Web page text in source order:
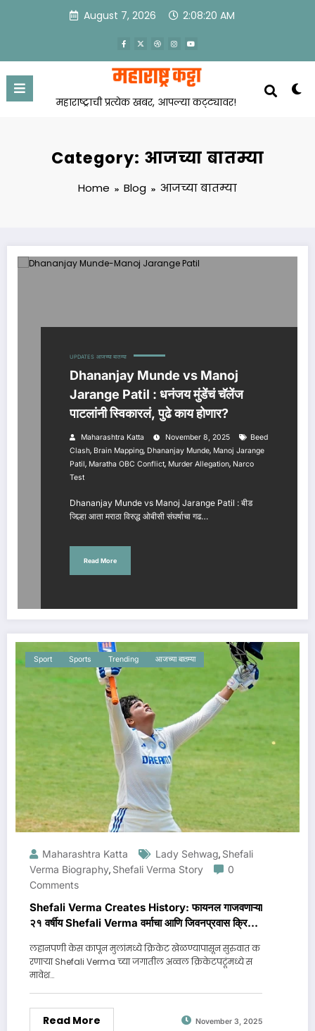
August 7, 2026 2:08:21 AM
महाराष्ट्राची प्रत्येक खबर, आपल्या कट्ट्यावर!
Category: आजच्या बातम्या
Home Blog आजच्या बातम्या
UPDATES आजच्या बातम्या
Dhananjay Munde vs Manoj
Jarange Patil : धनंजय मुंडेंचं चॅलेंज
पाटलांनी स्विकारलं, पुढे काय होणार?
Maharashtra Katta November 8, 2025
Beed
Clash, Brain Mapping, Dhananjay Munde, Manoj Jarange
Patil, Maratha OBC Conflict, Murder Allegation, Narco
Test
Dhananjay Munde vs Manoj Jarange Patil : बीड
जिल्हा आता मराठा विरुद्ध ओबीसी संघर्षाचा गढ…
Read More
Sport Sports Trending आजच्या बातम्या
Maharashtra Katta Lady Sehwag, Shefali
Verma Biography, Shefali Verma Story
0
Comments
Shefali Verma Creates History: फायनल गाजवणाऱ्या
२१ वर्षीय Shefali Verma वर्माचा आणि जिवनप्रवास क्रिकेट
लहानपणी केस कापून मुलांमध्ये क्रिकेट खेळण्यापासून सुरुवात क
रणाऱ्या Shefali Verma च्या जगातील अव्वल क्रिकेटपटूंमध्ये स
मावेश…
Read More November 3, 2025